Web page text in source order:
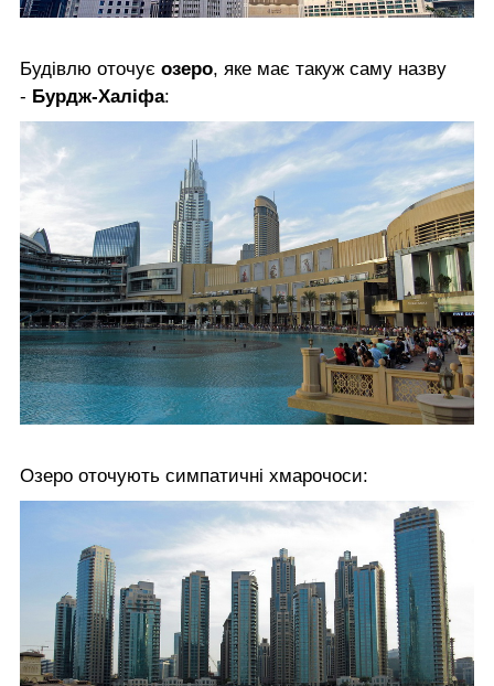
Будівлю оточує озеро, яке має такуж саму назву
- Бурдж-Халіфа:
Озеро оточують симпатичні хмарочоси: